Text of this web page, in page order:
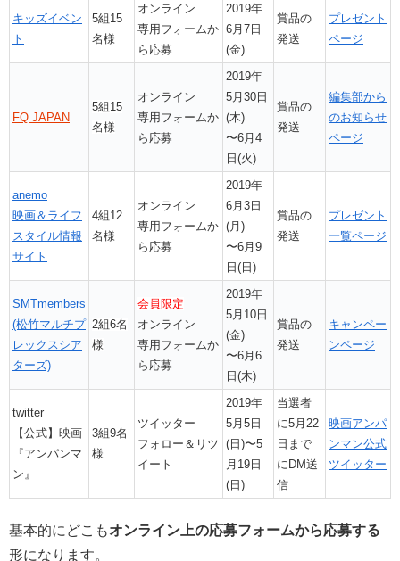
キッズイベン
ト
5組15
名様
オンライン
専用フォームか
ら応募
2019年
6月7日
(金)
賞品の
発送
プレゼント
ページ
FQ JAPAN
5組15
名様
オンライン
専用フォームか
ら応募
2019年
5月30日
(木)
〜6月4
日(火)
賞品の
発送
編集部から
のお知らせ
ページ
anemo
映画＆ライフ
スタイル情報
サイト
4組12
名様
オンライン
専用フォームか
ら応募
2019年
6月3日
(月)
〜6月9
日(日)
賞品の
発送
プレゼント
一覧ページ
SMTmembers
(松竹マルチプ
レックスシア
ターズ)
2組6名
様
会員限定
オンライン
専用フォームか
ら応募
2019年
5月10日
(金)
〜6月6
日(木)
賞品の
発送
キャンペー
ンページ
twitter
【公式】映画
『アンパンマ
ン』
3組9名
様
ツイッター
フォロー＆リツ
イート
2019年
5月5日
(日)〜5
月19日
(日)
当選者
に5月22
日まで
にDM送
信
映画アンパ
ンマン公式
ツイッター
基本的にどこもオンライン上の応募フォームから応募する
形になります。